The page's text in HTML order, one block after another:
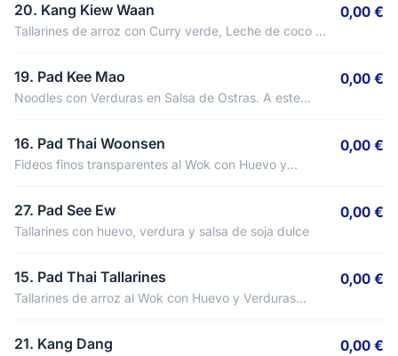
20. Kang Kiew Waan
Tallarines de arroz con Curry verde, Leche de coco y
0,00 €
19. Pad Kee Mao
Noodles con Verduras en Salsa de Ostras. A este
0,00 €
16. Pad Thai Woonsen
Fideos finos transparentes al Wok con Huevo y
0,00 €
27. Pad See Ew
Tallarines con huevo, verdura y salsa de soja dulce
0,00 €
15. Pad Thai Tallarines
Tallarines de arroz al Wok con Huevo y Verduras
0,00 €
21. Kang Dang 0,00 €